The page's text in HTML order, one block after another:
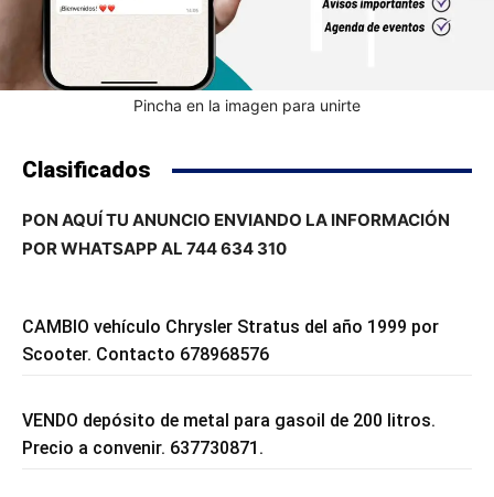
Pincha en la imagen para unirte
Clasificados
PON AQUÍ TU ANUNCIO ENVIANDO LA INFORMACIÓN
POR WHATSAPP AL 744 634 310
CAMBIO vehículo Chrysler Stratus del año 1999 por
Scooter. Contacto 678968576
VENDO depósito de metal para gasoil de 200 litros.
Precio a convenir. 637730871.